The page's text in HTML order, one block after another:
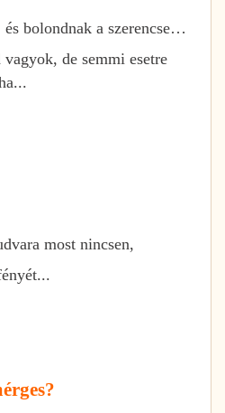
bolondnak a szerencse…
de semmi esetre
most nincsen,